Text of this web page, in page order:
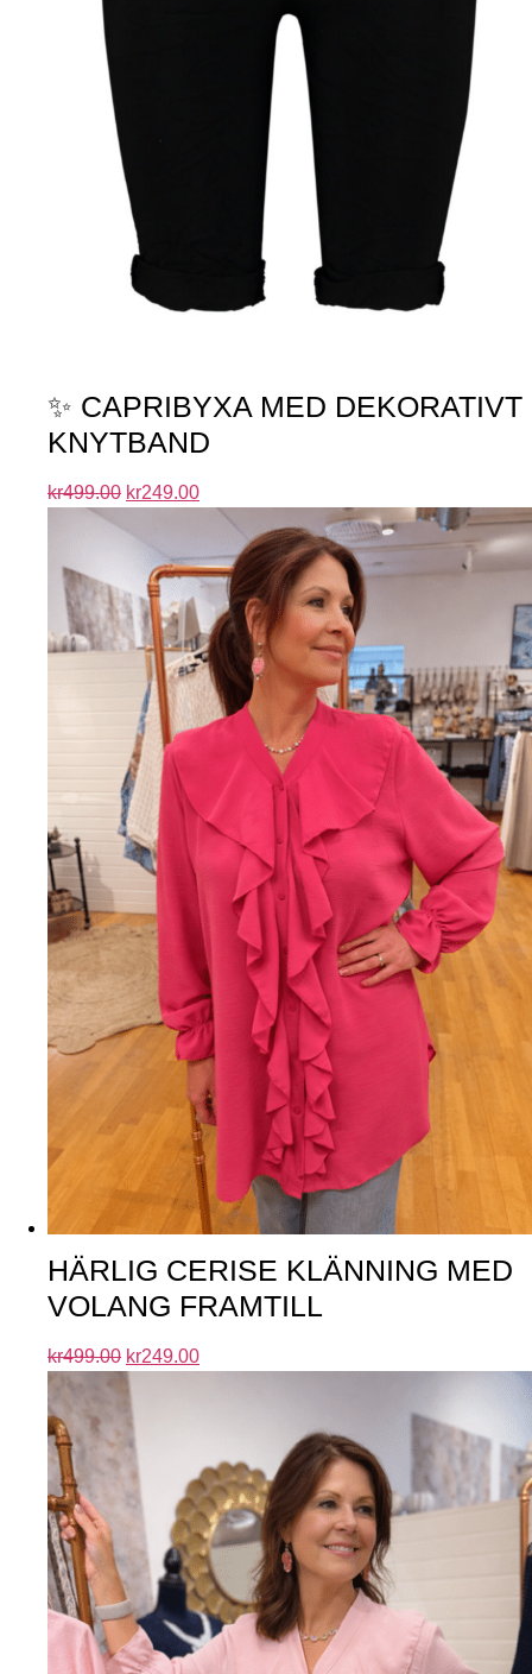
✨ CAPRIBYXA MED DEKORATIVT
KNYTBAND
kr499.00 kr249.00
HÄRLIG CERISE KLÄNNING MED
VOLANG FRAMTILL
kr499.00 kr249.00